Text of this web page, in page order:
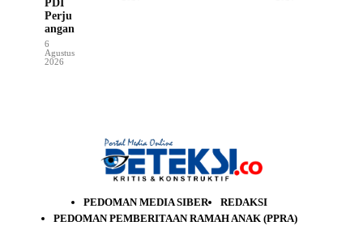
PDI
Perju
angan
6
Agustus
2026
PEDOMAN MEDIA SIBER
REDAKSI
PEDOMAN PEMBERITAAN RAMAH ANAK (PPRA)